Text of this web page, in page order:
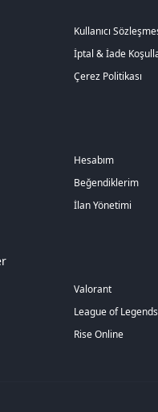
Kullanıcı
İptal & İade
Çerez Politikası
Hesabım
Beğendiklerim
İlan Yönetimi
Valorant
League of Legends
Rise Online